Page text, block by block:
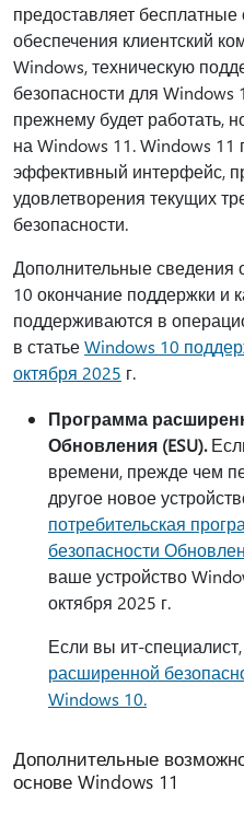
предоставляет
обеспечения клиентский
Windows, техническую
безопасности для
прежнему будет работать,
на Windows 11. Windows
эффективный интерфейс,
удовлетворения текущих
безопасности.
Дополнительные сведения
10 окончание поддержки и
поддерживаются в
в статьеWindows 10
октября 2025 г.
Программа
Обновления (ESU).
времени, прежде чем
другое новое
потребительская
безопасности
ваше устройство
октября 2025 г.
Если вы ит-
расширенной
Windows 10.
Дополнительные
основе Windows 11